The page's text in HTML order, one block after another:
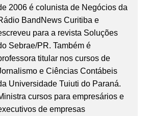
2006 é colunista de Negócios da
BandNews Curitiba e
para a revista Soluções
Sebrae/PR. Também é
titular nos cursos de
e Ciências Contábeis
Universidade Tuiuti do Paraná.
cursos para empresários e
de empresas